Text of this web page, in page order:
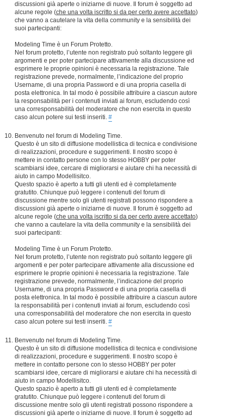
discussioni già aperte o iniziarne di nuove. Il forum è soggetto ad
alcune regole (che una volta iscritto si da per certo avere accettato)
che vanno a cautelare la vita della community e la sensibilità dei
suoi partecipanti:
Modeling Time è un Forum Protetto.
Nel forum protetto, l’utente non registrato può soltanto leggere gli
argomenti e per poter partecipare attivamente alla discussione ed
esprimere le proprie opinioni è necessaria la registrazione. Tale
registrazione prevede, normalmente, l’indicazione del proprio
Username, di una propria Password e di una propria casella di
posta elettronica. In tal modo è possibile attribuire a ciascun autore
la responsabilità per i contenuti inviati ai forum, escludendo così
una corresponsabilità del moderatore che non esercita in questo
caso alcun potere sui testi inseriti. #
Benvenuto nel forum di Modeling Time.
Questo è un sito di diffusione modellistica di tecnica e condivisione
di realizzazioni, procedure e suggerimenti. Il nostro scopo è
mettere in contatto persone con lo stesso HOBBY per poter
scambiarsi idee, cercare di migliorarsi e aiutare chi ha necessità di
aiuto in campo Modellisitco.
Questo spazio è aperto a tutti gli utenti ed è completamente
gratutito. Chiunque può leggere i contenuti del forum di
discussione mentre solo gli utenti registrati possono rispondere a
discussioni già aperte o iniziarne di nuove. Il forum è soggetto ad
alcune regole (che una volta iscritto si da per certo avere accettato)
che vanno a cautelare la vita della community e la sensibilità dei
suoi partecipanti:
Modeling Time è un Forum Protetto.
Nel forum protetto, l’utente non registrato può soltanto leggere gli
argomenti e per poter partecipare attivamente alla discussione ed
esprimere le proprie opinioni è necessaria la registrazione. Tale
registrazione prevede, normalmente, l’indicazione del proprio
Username, di una propria Password e di una propria casella di
posta elettronica. In tal modo è possibile attribuire a ciascun autore
la responsabilità per i contenuti inviati ai forum, escludendo così
una corresponsabilità del moderatore che non esercita in questo
caso alcun potere sui testi inseriti. #
Benvenuto nel forum di Modeling Time.
Questo è un sito di diffusione modellistica di tecnica e condivisione
di realizzazioni, procedure e suggerimenti. Il nostro scopo è
mettere in contatto persone con lo stesso HOBBY per poter
scambiarsi idee, cercare di migliorarsi e aiutare chi ha necessità di
aiuto in campo Modellisitco.
Questo spazio è aperto a tutti gli utenti ed è completamente
gratutito. Chiunque può leggere i contenuti del forum di
discussione mentre solo gli utenti registrati possono rispondere a
discussioni già aperte o iniziarne di nuove. Il forum è soggetto ad